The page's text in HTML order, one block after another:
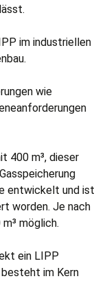
im industriellen
wie
400 m³, dieser
entwickelt und ist
worden. Je nach
möglich.
ein LIPP
im Kern